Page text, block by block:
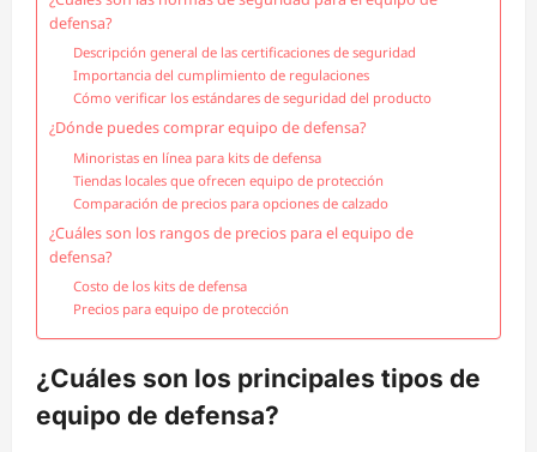
defensa?
Descripción general de las certificaciones de seguridad
Importancia del cumplimiento de regulaciones
Cómo verificar los estándares de seguridad del producto
¿Dónde puedes comprar equipo de defensa?
Minoristas en línea para kits de defensa
Tiendas locales que ofrecen equipo de protección
Comparación de precios para opciones de calzado
¿Cuáles son los rangos de precios para el equipo de
defensa?
Costo de los kits de defensa
Precios para equipo de protección
¿Cuáles son los principales tipos de
equipo de defensa?